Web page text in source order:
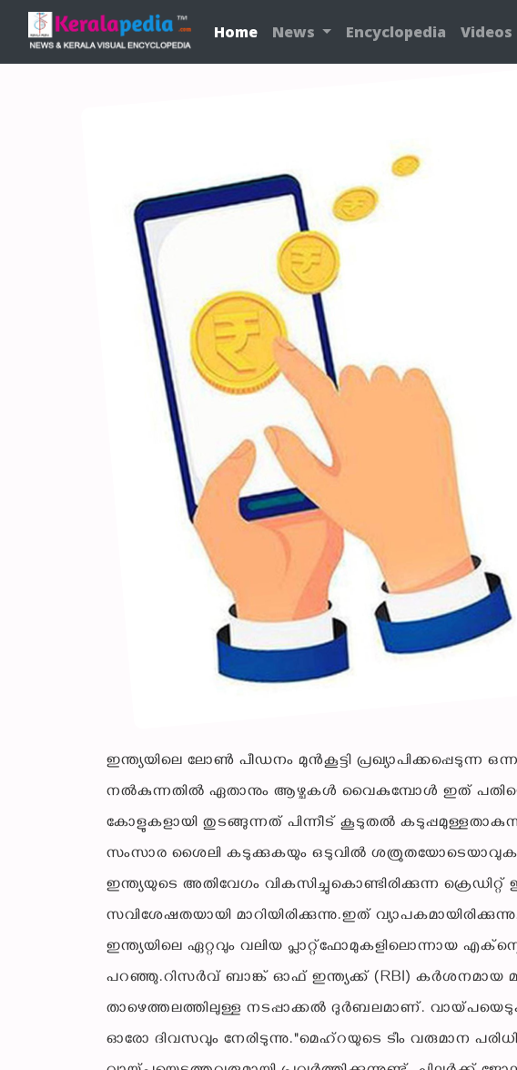
Home News Encyclopedia Videos
ഇന്ത്യയിലെ ലോൺ പീഡനം മുൻകൂട്ടി പ്രഖ്യാപിക്കപ്പെടുന്ന
നൽകുന്നതിൽ ഏതാനും ആഴ്ചകൾ വൈകുമ്പോൾ ഇത്
കോളുകളായി തുടങ്ങുന്നത് പിന്നീട് കൂടുതൽ
സംസാര ശൈലി കടുക്കുകയും ഒടുവിൽ ശത്രുതയോടെയാവുകയും
ഇന്ത്യയുടെ അതിവേഗം വികസിച്ചുകൊണ്ടിരിക്കുന്ന
സവിശേഷതയായി മാറിയിരിക്കുന്നു.ഇത്
ഇന്ത്യയിലെ ഏറ്റവും വലിയ പ്ലാറ്റ്‌ഫോമുകളിലൊന്നായ
പറഞ്ഞു.റിസർവ് ബാങ്ക് ഓഫ് ഇന്ത്യക്ക് (RBI) കർശനമായ
താഴെത്തലത്തിലുള്ള നടപ്പാക്കൽ ദുർബലമാണ്.
ഓരോ ദിവസവും നേരിടുന്നു."മെഹ്റയുടെ ടീം വരുമാന